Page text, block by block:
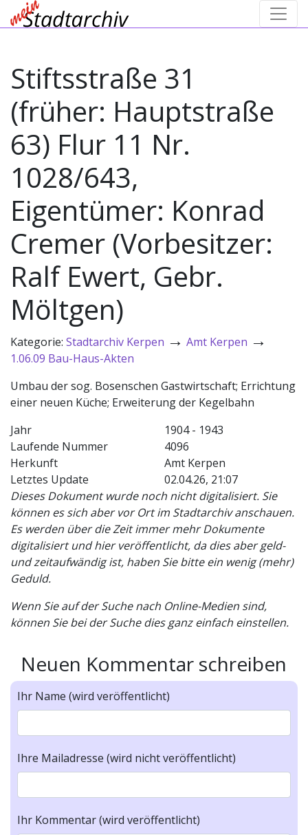
Stiftsstraße 31
(früher: Hauptstraße
63) Flur 11 Nr.
1028/643,
Eigentümer: Konrad
Cremer (Vorbesitzer:
Ralf Ewert, Gebr.
Möltgen)
Kategorie: Stadtarchiv Kerpen → Amt Kerpen →
1.06.09 Bau-Haus-Akten
Umbau der sog. Bosenschen Gastwirtschaft; Errichtung
einer neuen Küche; Erweiterung der Kegelbahn
Jahr
1904 - 1943
Laufende Nummer
4096
Herkunft
Amt Kerpen
Letztes Update
02.04.26, 21:07
Dieses Dokument wurde noch nicht digitalisiert. Sie
können es sich aber vor Ort im Stadtarchiv anschauen.
Es werden über die Zeit immer mehr Dokumente
digitalisiert und hier veröffentlicht, da dies aber geld-
und zeitaufwändig ist, haben Sie bitte ein wenig (mehr)
Geduld.
Wenn Sie auf der Suche nach Online-Medien sind,
können Sie bei der Suche dies ganz einfach einstellen.
Neuen Kommentar schreiben
Ihr Name (wird veröffentlicht)
Ihre Mailadresse (wird nicht veröffentlicht)
Ihr Kommentar (wird veröffentlicht)